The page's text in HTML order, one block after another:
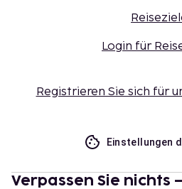
Login für
Registrieren Sie sich für
Einstellungen
Verpassen Sie nichts